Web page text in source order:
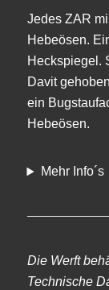
Jedes ZAR
Hebeösen.
Heckspiegel.
Davit
ein
Hebeösen.
Mehr Info´s
Die Werft
Technische